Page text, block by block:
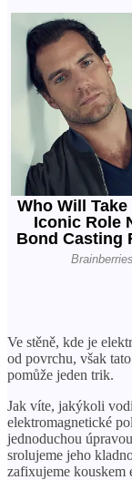
Ve stěně, kde je
od povrchu, však
pomůže jeden trik.
Jak víte, jakýkoli
elektromagnetické
jednoduchou
srolujeme jeho
zafixujeme kouskem